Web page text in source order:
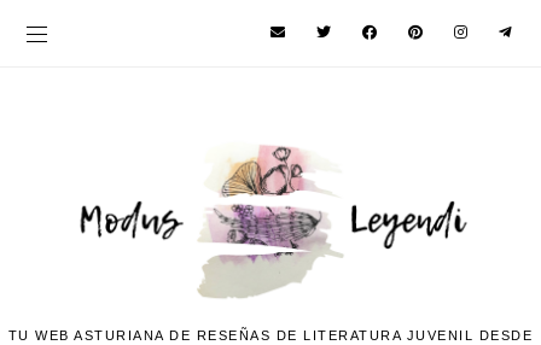
TU WEB ASTURIANA DE RESEÑAS DE LITERATURA JUVENIL DESDE